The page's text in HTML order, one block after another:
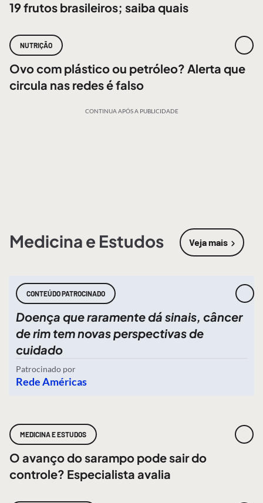
19 frutos brasileiros; saiba quais
NUTRIÇÃO
Ovo com plástico ou petróleo? Alerta que
circula nas redes é falso
CONTINUA APÓS A PUBLICIDADE
Medicina e Estudos Veja mais
sobre
CONTEÚDO PATROCINADO
Doença que raramente dá sinais, câncer
de rim tem novas perspectivas de
cuidado
Patrocinado por
Rede Américas
MEDICINA E ESTUDOS
O avanço do sarampo pode sair do
controle? Especialista avalia